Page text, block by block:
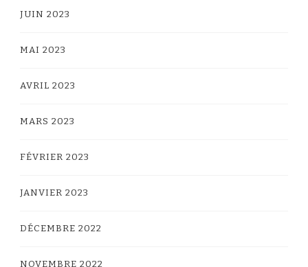
JUIN 2023
MAI 2023
AVRIL 2023
MARS 2023
FÉVRIER 2023
JANVIER 2023
DÉCEMBRE 2022
NOVEMBRE 2022